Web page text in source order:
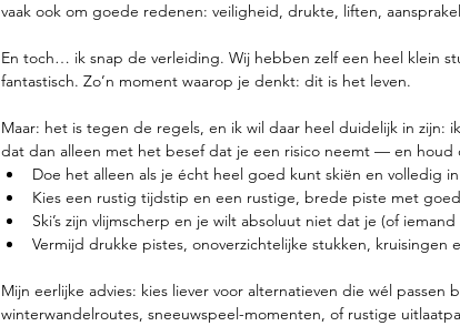
vaak ook om goede redenen: veiligheid, drukte, liften,
En toch… ik snap de verleiding. Wij hebben zelf een heel klein
fantastisch. Zo’n moment waarop je denkt: dit is het leven.
Maar: het is tegen de regels, en ik wil daar heel duidelijk in zijn:
dat dan alleen met het besef dat je een risico neemt — en
Doe het alleen als je écht heel goed kunt skiën en volledig
Kies een rustig tijdstip en een rustige, brede piste met
Ski’s zijn vlijmscherp en je wilt absoluut niet dat je (of
Vermijd drukke pistes, onoverzichtelijke stukken, kruisingen
Mijn eerlijke advies: kies liever voor alternatieven die wél passen
winterwandelroutes, sneeuwspeel-momenten, of rustige